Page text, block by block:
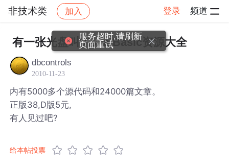
非技术类 加入 登录 频道
社区 非技术类 帖子详情
有一张光盘叫VisualBasic资源大全
dbcontrols
2010-11-23
内有5000多个源代码和24000篇文章。
正版38,D版5元,
有人见过吧?
给本帖投票
服务超时,请刷新
页面重试